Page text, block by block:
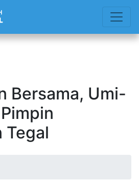
Bersama, Umi-
Tegal